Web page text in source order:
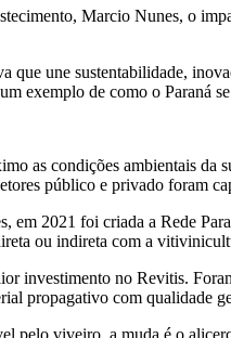
Marcio Nunes, o
que une sustentabilidade,
exemplo de como o Paraná
as condições ambientais
público e privado foram
em 2021 foi criada a Rede
ou indireta com a
investimento no Revitis.
propagativo com qualidade
pelo viveiro, a muda é o